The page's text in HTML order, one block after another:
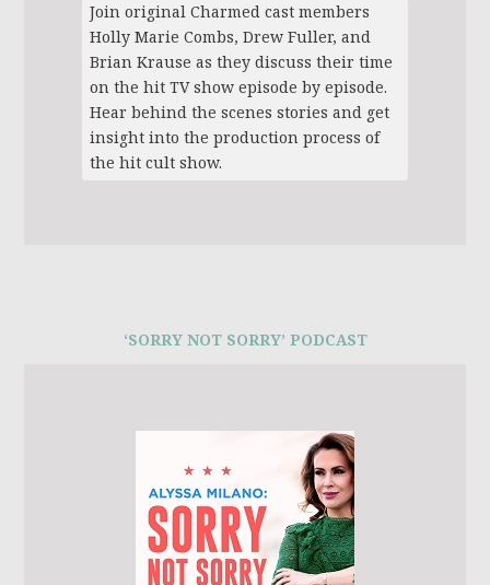
Join original Charmed cast members
Holly Marie Combs, Drew Fuller, and
Brian Krause as they discuss their time
on the hit TV show episode by episode.
Hear behind the scenes stories and get
insight into the production process of
the hit cult show.
‘SORRY NOT SORRY’ PODCAST